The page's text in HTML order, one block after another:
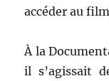
accéder au film
À la
il s’agissait